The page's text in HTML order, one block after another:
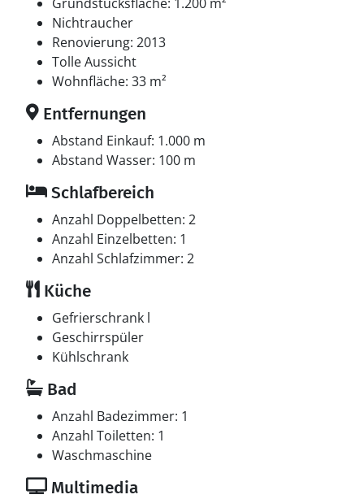
Nichtraucher
Renovierung: 2013
Tolle Aussicht
Wohnfläche: 33 m²
Entfernungen
Abstand Einkauf: 1.000 m
Abstand Wasser: 100 m
Schlafbereich
Anzahl Doppelbetten: 2
Anzahl Einzelbetten: 1
Anzahl Schlafzimmer: 2
Küche
Gefrierschrank l
Geschirrspüler
Kühlschrank
Bad
Anzahl Badezimmer: 1
Anzahl Toiletten: 1
Waschmaschine
Multimedia